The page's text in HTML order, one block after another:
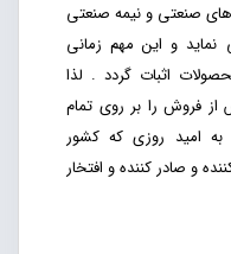
صنعتی و نیمه صنعتی
و این مهم زمانی
اثبات گردد . لذا
فروش را بر روی تمام
به امید روزی که کشور
و صادر کننده و افتخار